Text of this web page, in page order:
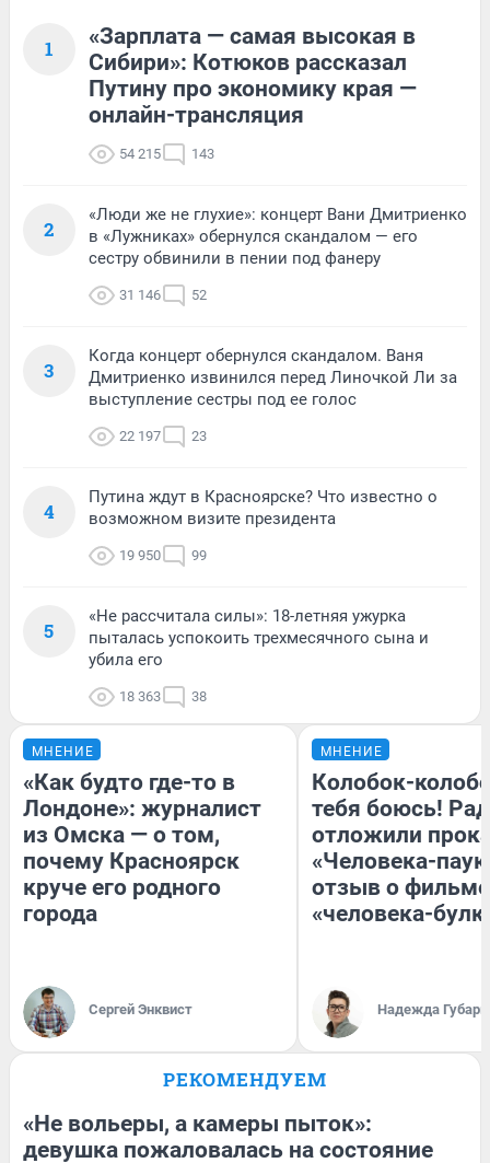
1
«Зарплата — самая высокая в
Сибири»: Котюков рассказал
Путину про экономику края —
онлайн-трансляция
54 215 143
2
«Люди же не глухие»: концерт Вани Дмитриенко
в «Лужниках» обернулся скандалом — его
сестру обвинили в пении под фанеру
31 146 52
3
Когда концерт обернулся скандалом. Ваня
Дмитриенко извинился перед Линочкой Ли за
выступление сестры под ее голос
22 197 23
4
Путина ждут в Красноярске? Что известно о
возможном визите президента
19 950 99
5
«Не рассчитала силы»: 18-летняя ужурка
пыталась успокоить трехмесячного сына и
убила его
18 363 38
МНЕНИЕ
«Как будто где-то в
Лондоне»: журналист
из Омска — о том,
почему Красноярск
круче его родного
города
Сергей Энквист
МНЕНИЕ
Колобок-
тебя боюсь!
отложили
«Человека-
отзыв о
«человека-
Надежда Губарь
РЕКОМЕНДУЕМ
«Не вольеры, а камеры пыток»:
девушка пожаловалась на состояние